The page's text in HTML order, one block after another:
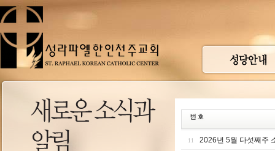
11 2026년 5월 다섯째주